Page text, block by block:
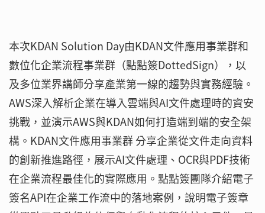
本次KDAN Solution Day由KDAN文件應用事業群和
數位化企業流程事業群（點點簽DottedSign），以
及多位業界講師分享產業第一線的趨勢與實務經驗。
AWS深入解析企業在導入雲端與AI文件處理時的資安
挑戰，並演示AWS與KDAN如何打造端到端的安全架
構。KDAN文件應用事業群 分享企業從文件走向資料
的創新推進路徑，展示AI文件處理、OCR與PDF技術
在企業流程最佳化的實際應用。點點簽團隊介紹電子
簽名API在企業工作流中的落地案例，說明電子簽章